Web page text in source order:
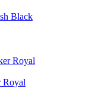
Black
Royal